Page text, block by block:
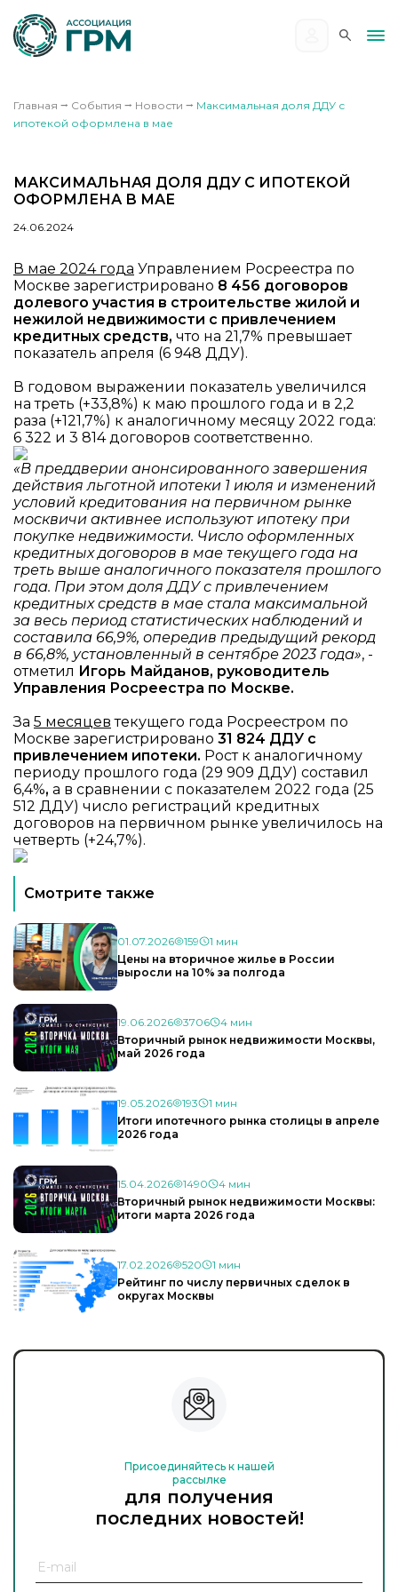
Главная ⭢ События ⭢ Новости ⭢ Максимальная доля ДДУ с
ипотекой оформлена в мае
МАКСИМАЛЬНАЯ ДОЛЯ ДДУ С ИПОТЕКОЙ
ОФОРМЛЕНА В МАЕ
24.06.2024
В мае 2024 года Управлением Росреестра по
Москве зарегистрировано 8 456 договоров
долевого участия в строительстве жилой и
нежилой недвижимости с привлечением
кредитных средств, что на 21,7% превышает
показатель апреля (6 948 ДДУ).
В годовом выражении показатель увеличился
на треть (+33,8%) к маю прошлого года и в 2,2
раза (+121,7%) к аналогичному месяцу 2022 года:
6 322 и 3 814 договоров соответственно.
«В преддверии анонсированного завершения
действия льготной ипотеки 1 июля и изменений
условий кредитования на первичном рынке
москвичи активнее используют ипотеку при
покупке недвижимости. Число оформленных
кредитных договоров в мае текущего года на
треть выше аналогичного показателя прошлого
года. При этом доля ДДУ с привлечением
кредитных средств в мае стала максимальной
за весь период статистических наблюдений и
составила 66,9%, опередив предыдущий рекорд
в 66,8%, установленный в сентябре 2023 года», -
отметил Игорь Майданов, руководитель
Управления Росреестра по Москве.
За 5 месяцев текущего года Росреестром по
Москве зарегистрировано 31 824 ДДУ с
привлечением ипотеки. Рост к аналогичному
периоду прошлого года (29 909 ДДУ) составил
6,4%, а в сравнении с показателем 2022 года (25
512 ДДУ) число регистраций кредитных
договоров на первичном рынке увеличилось на
четверть (+24,7%).
Смотрите также
01.07.2026 159
1 мин
Цены на вторичное жилье в России
выросли на 10% за полгода
19.06.2026 3706
4 мин
Вторичный рынок недвижимости Москвы,
май 2026 года
19.05.2026 193
1 мин
Итоги ипотечного рынка столицы в апреле
2026 года
15.04.2026 1490
4 мин
Вторичный рынок недвижимости Москвы:
итоги марта 2026 года
17.02.2026 520
1 мин
Рейтинг по числу первичных сделок в
округах Москвы
Присоединяйтесь к нашей
рассылке
для получения
последних новостей!